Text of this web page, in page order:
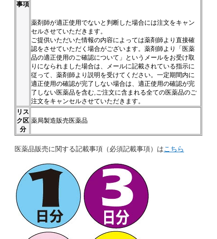
事項
薬剤師が適正使用でないと判断した場合には注文をキャン
セルさせていただきます。
ご提供いただいた情報の内容によっては薬剤師より直接確
認をさせていただく場合がございます。薬剤師より「医薬
品の適正使用のご確認について」というメールをお受け取
りになられました場合は、メールに記載されている指示に
従って、薬剤師より説明を受けてください。一定期間内に
適正使用の確認が完了しない場合は、適正使用の確認が完
了しない医薬品を含む,ご注文に含まれる全ての医薬品のご
注文をキャンセルさせていただきます。
リス
ク区
分
薬局製造販売医薬品
医薬品販売に関する記載事項（必須記載事項）はこちら